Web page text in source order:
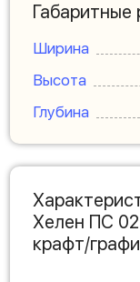
Габаритные
Ширина
Высота
Глубина
Хелен ПС
крафт/